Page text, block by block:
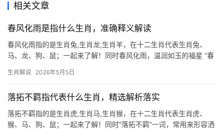
相关文章
春风化雨是指什么生肖，准确释义解读
春风化雨指的是生肖兔,生肖龙,生肖羊，在十二生肖代表生肖兔、
马、龙、狗、鼠；一起来了解！同时春风化雨，温润如玉的福星 “春
气场，如细雨滋润万物，总能以包容之心化解矛盾，2025乙巳蛇
生肖解说 2026年5月5日
落拓不羁指代表什么生肖，精选解析落实
落拓不羁指的是生肖虎,生肖马,生肖猴，在十二生肖代表生肖虎、
猴、马、狗、鼠；一起来了解！同时“落拓不羁”一词，常用来形容洒